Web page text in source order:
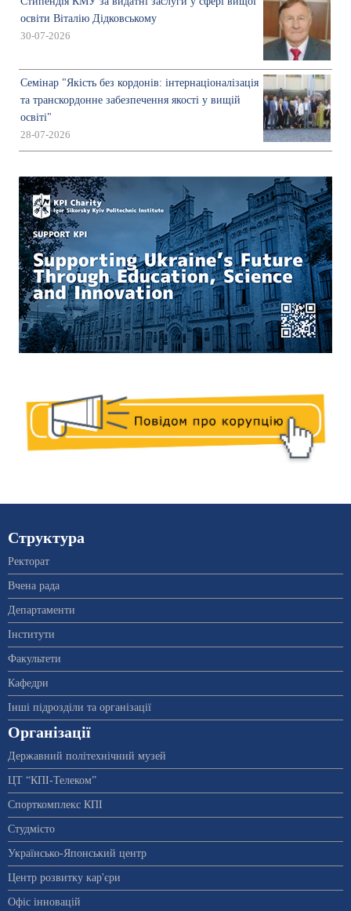
освіти Віталію Дідковському
30-07-2026
Семінар "Якість без кордонів: інтернаціоналізація
та транскордонне забезпечення якості у вищій
освіті"
28-07-2026
Структура
Ректорат
Вчена рада
Департаменти
Інститути
Факультети
Кафедри
Інші підрозділи та організації
Організації
Державний політехнічний музей
ЦТ “КПІ-Телеком”
Спорткомплекс КПІ
Студмісто
Українсько-Японський центр
Центр розвитку кар'єри
Офіс інновацій